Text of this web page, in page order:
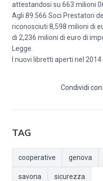
attestandosi su 663 milioni
Agli 89.566 Soci Prestatori
riconosciuti 8,598 milioni di
di 2,236 milioni di euro di
Legge.
I nuovi libretti aperti nel
Condividi con:
TAG
cooperative genova
savona sicurezza